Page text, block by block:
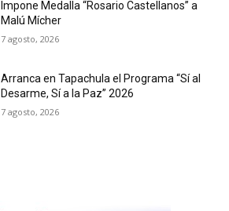
Impone Medalla “Rosario Castellanos” a
Malú Mícher
7 agosto, 2026
Arranca en Tapachula el Programa “Sí al
Desarme, Sí a la Paz” 2026
7 agosto, 2026